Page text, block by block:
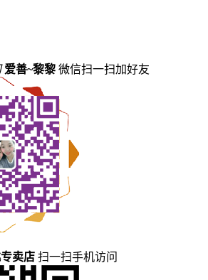
爱善~黎黎 微信扫一扫加好友
卖店 扫一扫手机访问